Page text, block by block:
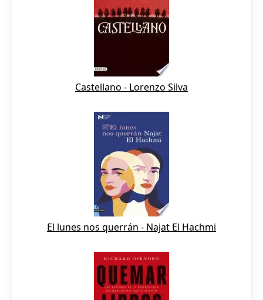
Castellano - Lorenzo Silva
El lunes nos querrán - Najat El Hachmi